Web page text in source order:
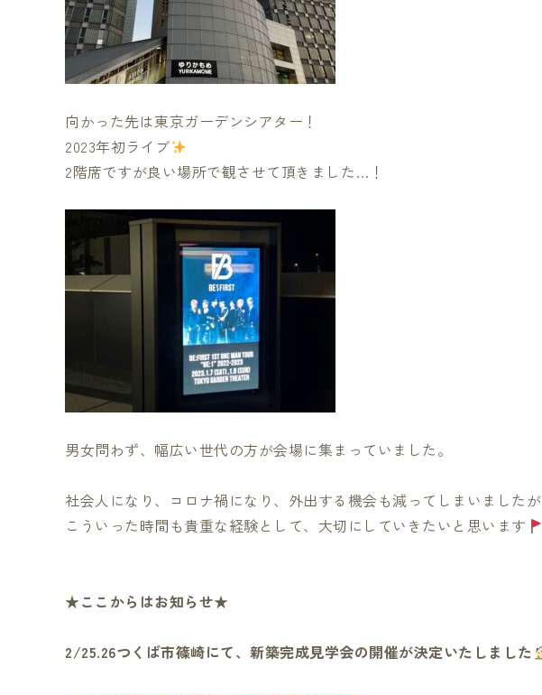
向かった先は東京ガーデンシアター！
2023年初ライブ
2階席ですが良い場所で観させて頂きました…！
男女問わず、幅広い世代の方が会場に集まっていました。
社会人になり、コロナ禍になり、外出する機会も減ってしまいましたが
こういった時間も貴重な経験として、大切にしていきたいと思います
★ここからはお知らせ★
2/25.26つくば市篠崎にて、新築完成見学会の開催が決定いたしました